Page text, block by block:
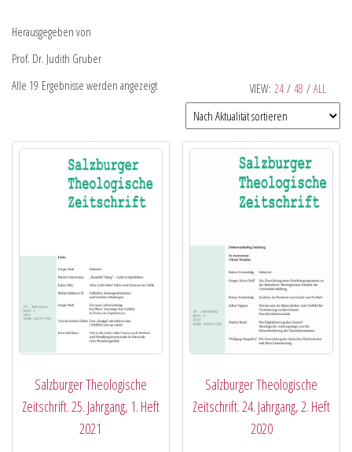
Herausgegeben von
Prof. Dr. Judith Gruber
VIEW: 24 / 48 / ALL
Alle 19 Ergebnisse werden angezeigt
Salzburger Theologische
Zeitschrift. 25. Jahrgang, 1. Heft
2021
Salzburger Theologische
Zeitschrift. 24. Jahrgang, 2. Heft
2020